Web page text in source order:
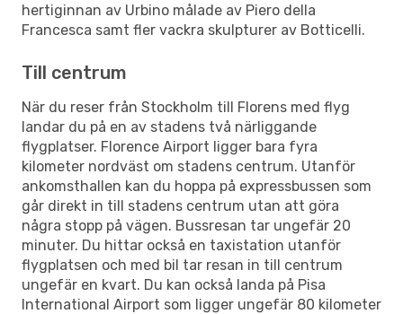
hertiginnan av Urbino målade av Piero della
Francesca samt fler vackra skulpturer av Botticelli.
Till centrum
När du reser från Stockholm till Florens med flyg
landar du på en av stadens två närliggande
flygplatser. Florence Airport ligger bara fyra
kilometer nordväst om stadens centrum. Utanför
ankomsthallen kan du hoppa på expressbussen som
går direkt in till stadens centrum utan att göra
några stopp på vägen. Bussresan tar ungefär 20
minuter. Du hittar också en taxistation utanför
flygplatsen och med bil tar resan in till centrum
ungefär en kvart. Du kan också landa på Pisa
International Airport som ligger ungefär 80 kilometer